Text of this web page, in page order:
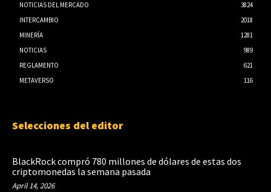
NOTICIAS DEL MERCADO
3824
INTERCAMBIO
2018
MINERÍA
1281
NOTICIAS
989
REGLAMENTO
621
METAVERSO
116
Selecciones del editor
BlackRock compró 780 millones de dólares de estas dos
criptomonedas la semana pasada
April 14, 2026